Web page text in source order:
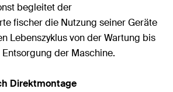
begleitet der
fischer die Nutzung seiner Geräte
Lebenszyklus von der Wartung bis
der Maschine.
Direktmontage